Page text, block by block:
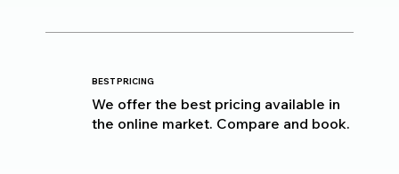
BEST PRICING
We offer the best pricing available in
the online market. Compare and book.